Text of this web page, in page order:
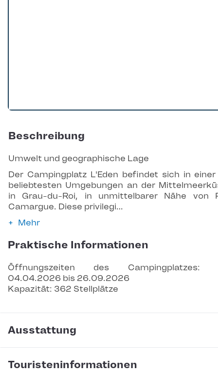
Beschreibung
Umwelt und geographische Lage
Der Campingplatz L'Eden befindet sich in
beliebtesten Umgebungen an der
in Grau-du-Roi, in unmittelbarer Nähe von
Camargue. Diese privilegi…
Mehr
Praktische Informationen
Öffnungszeiten des Campingplatzes:
04.04.2026 bis 26.09.2026
Kapazität: 362 Stellplätze
Ausstattung
Touristeninformationen